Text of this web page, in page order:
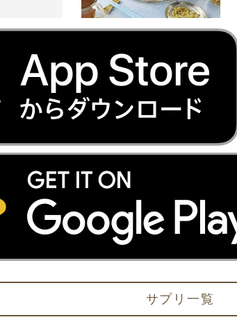
サプリ一覧